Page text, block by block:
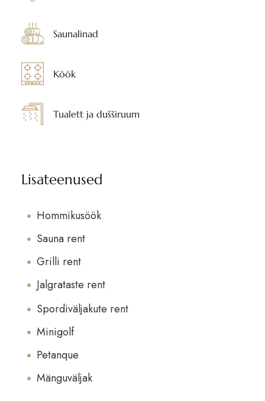
Saunalinad
Köök
Tualett ja dušširuum
Lisateenused
Hommikusöök
Sauna rent
Grilli rent
Jalgrataste rent
Spordiväljakute rent
Minigolf
Petanque
Mänguväljak